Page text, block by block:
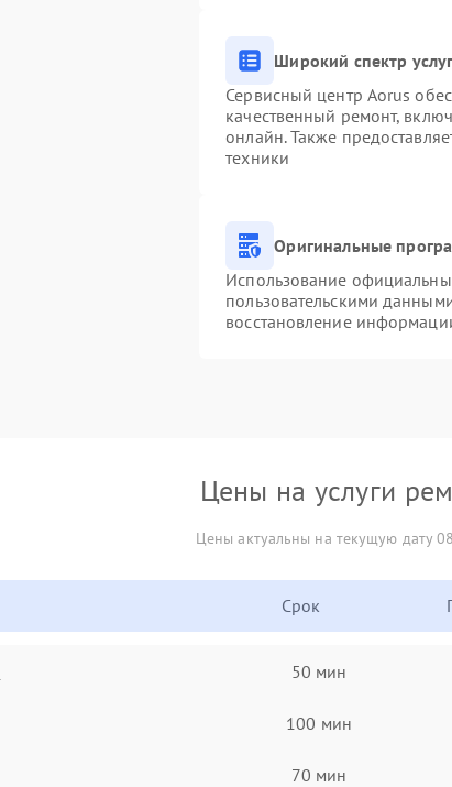
Широкий спектр услуг
Сервисный центр Aorus
качественный ремонт,
онлайн. Также
техники
Оригинальные
Использование
пользовательскими
восстановление
Цены на услуги
Цены актуальны на текущую дату
Срок
50 мин
100 мин
70 мин